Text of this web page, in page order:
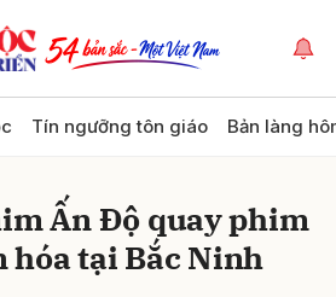
Tín ngưỡng tôn giáo Bản làng
Ấn Độ quay phim
hóa tại Bắc Ninh